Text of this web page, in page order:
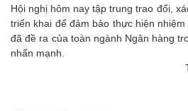
Hội nghị hôm nay tập trung trao đổi,
triển khai để đảm bảo thực hiện
đã đề ra của toàn ngành Ngân hàng
nhấn mạnh.